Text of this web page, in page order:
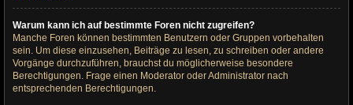
Warum kann ich auf bestimmte Foren nicht zugreifen?
Manche Foren können bestimmten Benutzern oder Gruppen vorbehalten
sein. Um diese einzusehen, Beiträge zu lesen, zu schreiben oder andere
Vorgänge durchzuführen, brauchst du möglicherweise besondere
Berechtigungen. Frage einen Moderator oder Administrator nach
entsprechenden Berechtigungen.